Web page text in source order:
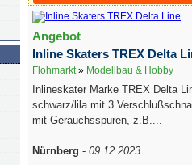
Angebot
Inline Skaters TREX Delta
Flohmarkt» Modellbau & Hobby
Inlineskater Marke TREX Delta
schwarz/lila mit 3
mit Gerauchsspuren, z.B....
Nürnberg - 09.12.2023